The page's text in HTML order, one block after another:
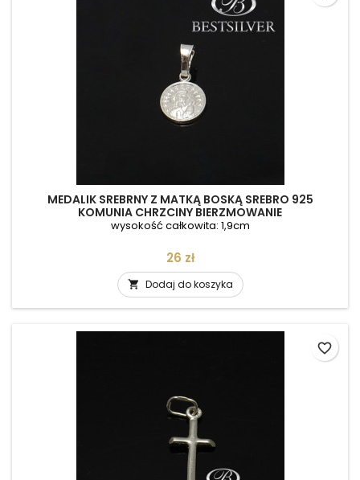
MEDALIK SREBRNY Z MATKĄ BOSKĄ SREBRO 925
KOMUNIA CHRZCINY BIERZMOWANIE
wysokość całkowita: 1,9cm
Cena
26 zł
 Dodaj do koszyka
favorite_border